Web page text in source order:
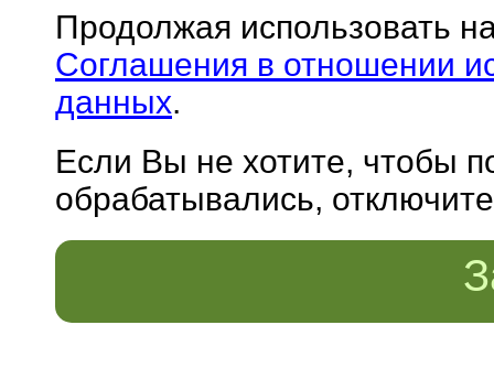
Продолжая использовать
Соглашения в отношении
данных.
Если Вы не хотите, чтобы
обрабатывались,